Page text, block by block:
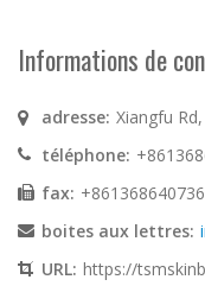
Informations de
adresse: Xiangfu
téléphone:
fax:
boites aux lettres:
URL: https://